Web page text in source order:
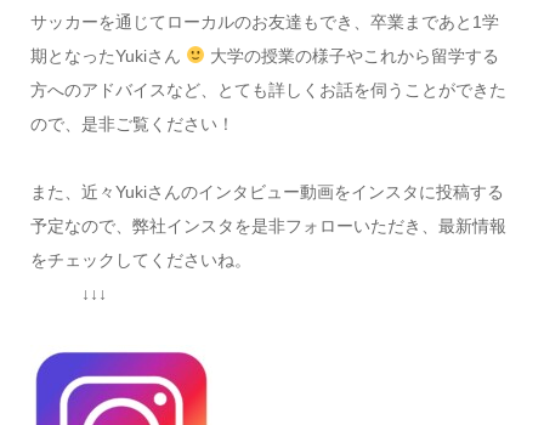
サッカーを通じてローカルのお友達もでき、卒業まであと1学
期となったYukiさん
大学の授業の様子やこれから留学する
方へのアドバイスなど、とても詳しくお話を伺うことができた
ので、是非ご覧ください！
また、近々Yukiさんのインタビュー動画をインスタに投稿する
予定なので、弊社インスタを是非フォローいただき、最新情報
をチェックしてくださいね。
↓↓↓